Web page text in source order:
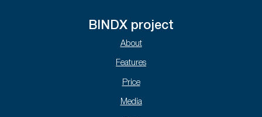
BINDX project
About
Features
Price
Media